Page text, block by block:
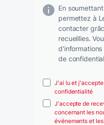
En
permettez à
contacter
recueillies.
de
J'ai lu et
confidentialité
J'accepte de
concernant les
événements et